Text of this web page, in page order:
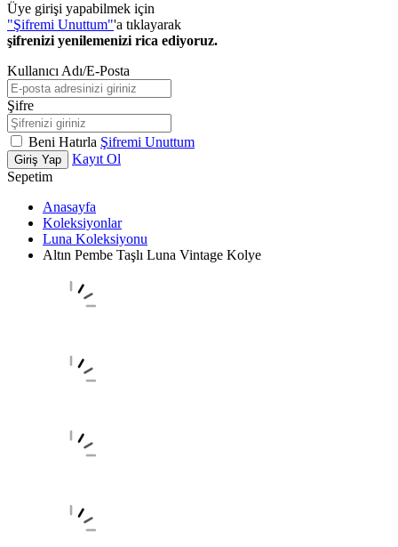
Üye girişi yapabilmek için
"Şifremi Unuttum"'a tıklayarak
şifrenizi yenilemenizi rica ediyoruz.
Kullanıcı Adı/E-Posta
Şifre
Beni Hatırla Şifremi Unuttum
Giriş Yap
Kayıt Ol
Sepetim
Anasayfa
Koleksiyonlar
Luna Koleksiyonu
Altın Pembe Taşlı Luna Vintage Kolye